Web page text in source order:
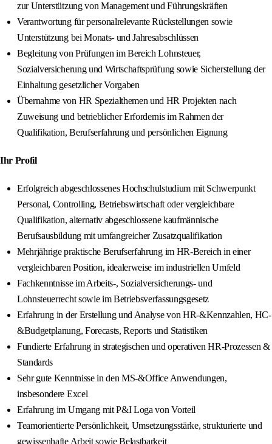
zur Unterstützung von Management und Führungskräften
Verantwortung für personalrelevante Rückstellungen sowie
Unterstützung bei Monats- und Jahresabschlüssen
Begleitung von Prüfungen im Bereich Lohnsteuer,
Sozialversicherung und Wirtschaftsprüfung sowie Sicherstellung der
Einhaltung gesetzlicher Vorgaben
Übernahme von HR Spezialthemen und HR Projekten nach
Zuweisung und betrieblicher Erfordernis im Rahmen der
Qualifikation, Berufserfahrung und persönlichen Eignung
Ihr Profil
Erfolgreich abgeschlossenes Hochschulstudium mit Schwerpunkt
Personal, Controlling, Betriebswirtschaft oder vergleichbare
Qualifikation, alternativ abgeschlossene kaufmännische
Berufsausbildung mit umfangreicher Zusatzqualifikation
Mehrjährige praktische Berufserfahrung im HR-Bereich in einer
vergleichbaren Position, idealerweise im industriellen Umfeld
Fachkenntnisse im Arbeits-, Sozialversicherungs- und
Lohnsteuerrecht sowie im Betriebsverfassungsgesetz
Erfahrung in der Erstellung und Analyse von HR-&Kennzahlen, HC-
&Budgetplanung, Forecasts, Reports und Statistiken
Fundierte Erfahrung in strategischen und operativen HR-Prozessen &
Standards
Sehr gute Kenntnisse in den MS-&Office Anwendungen,
insbesondere Excel
Erfahrung im Umgang mit P&I Loga von Vorteil
Teamorientierte Persönlichkeit, Umsetzungsstärke, strukturierte und
gewissenhafte Arbeit sowie Belastbarkeit